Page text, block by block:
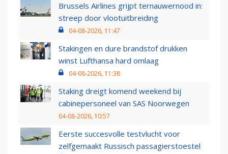
Brussels Airlines grijpt ternauwernood in:
streep door vlootuitbreiding
04-08-2026, 11:47
Stakingen en dure brandstof drukken
winst Lufthansa hard omlaag
04-08-2026, 11:38
Staking dreigt komend weekend bij
cabinepersoneel van SAS Noorwegen
04-08-2026, 10:57
Eerste succesvolle testvlucht voor
zelfgemaakt Russisch passagierstoestel